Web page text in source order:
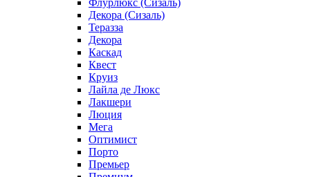
Декора (Сизаль)
Теразза
Декора
Каскад
Квест
Круиз
Лайла де Люкс
Лакшери
Люция
Мега
Оптимист
Порто
Премьер